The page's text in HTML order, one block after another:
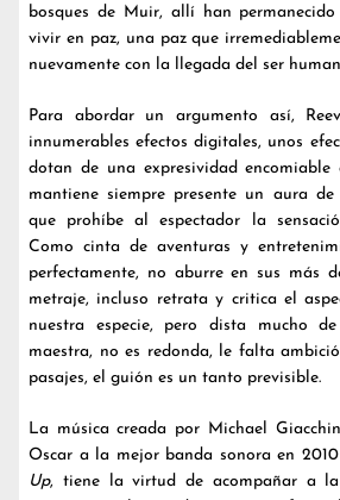
bosques de Muir, allí han
vivir en paz, una paz que
nuevamente con la llegada del ser
Para abordar un argumento así,
innumerables efectos digitales, unos
dotan de una expresividad encomiable
mantiene siempre presente un aura
que prohíbe al espectador la
Como cinta de aventuras y
perfectamente, no aburre en sus más
metraje, incluso retrata y critica el
nuestra especie, pero dista mucho
maestra, no es redonda, le falta
pasajes, el guión es un tanto previsible.
La música creada por Michael
Oscar a la mejor banda sonora en
Up, tiene la virtud de acompañar a la